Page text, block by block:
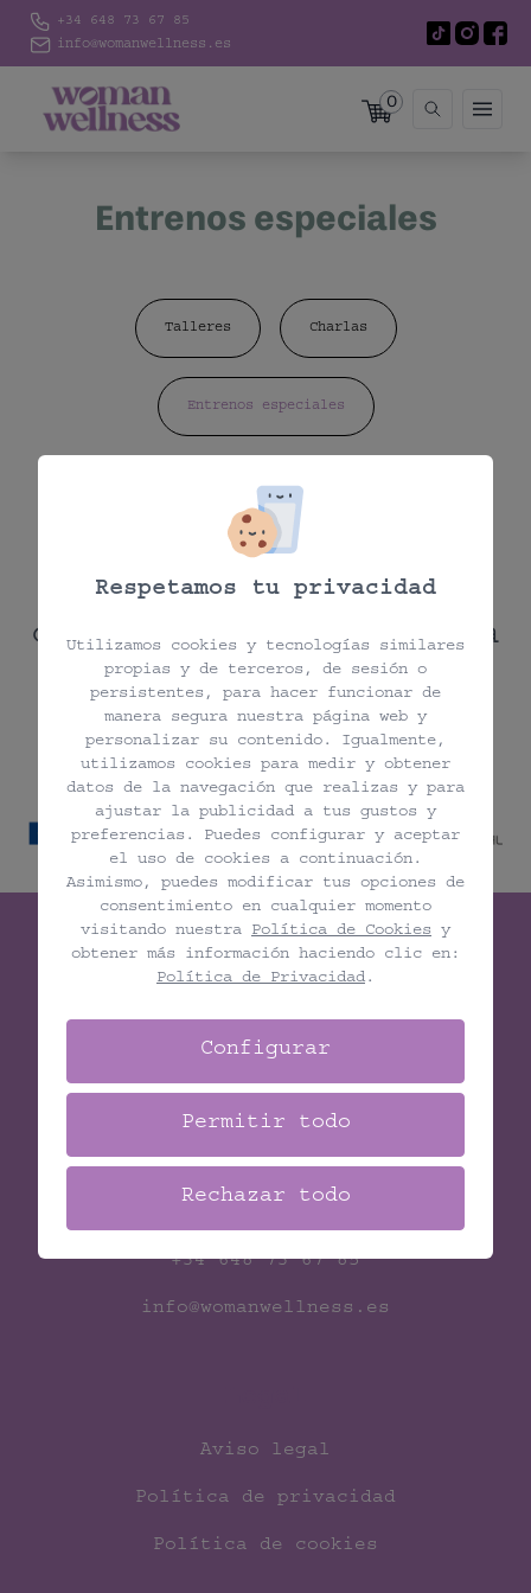
+34 648 73 67 85
info@womanwellness.es
0
Entrenos especiales
Talleres Charlas
Entrenos especiales
No se encuentran
productos en la
categoría seleccionada
Contacto
+34 648 73 67 85
info@womanwellness.es
Aviso legal
Política de privacidad
Política de cookies
Respetamos tu privacidad
Utilizamos cookies y tecnologías similares
propias y de terceros, de sesión o
persistentes, para hacer funcionar de
manera segura nuestra página web y
personalizar su contenido. Igualmente,
utilizamos cookies para medir y obtener
datos de la navegación que realizas y para
ajustar la publicidad a tus gustos y
preferencias. Puedes configurar y aceptar
el uso de cookies a continuación.
Asimismo, puedes modificar tus opciones de
consentimiento en cualquier momento
visitando nuestra Política de Cookies y
obtener más información haciendo clic en:
Política de Privacidad .
Configurar
Permitir todo
Rechazar todo